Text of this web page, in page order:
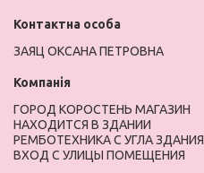
ЗАЯЦ ОКСАНА ПЕТРОВНА
ГОРОД КОРОСТЕНЬ МАГАЗИН
НАХОДИТСЯ В ЗДАНИИ
РЕМБОТЕХНИКА С УГЛА ЗДАНИЯ
ВХОД С УЛИЦЫ ПОМЕЩЕНИЯ